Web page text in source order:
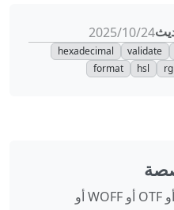
24‏/10‏/2025
validate
hexadecimal
hsl
format
حمّل ملف خط مخصص (TTF أو OTF أو WOFF أو